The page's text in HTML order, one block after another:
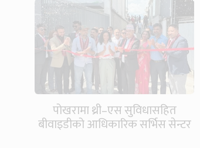
पोखरामा थ्री–एस सुविधासहित
बीवाइडीको आधिकारिक सर्भिस सेन्टर